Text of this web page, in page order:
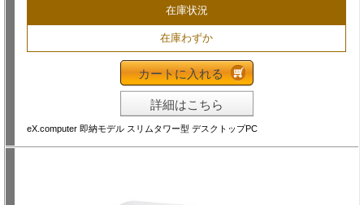
在庫状況
在庫わずか
カートに入れる
詳細はこちら
eX.computer 即納モデル スリムタワー型 デスクトップPC